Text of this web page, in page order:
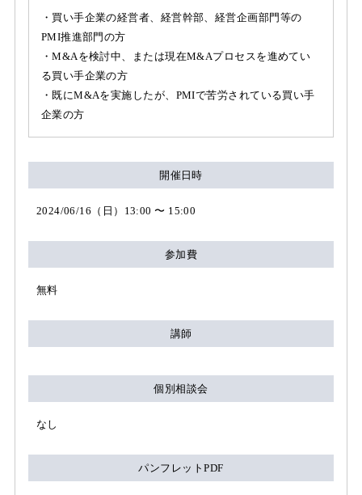
・買い手企業の経営者、経営幹部、経営企画部門等の
PMI推進部門の方
・M&Aを検討中、または現在M&Aプロセスを進めてい
る買い手企業の方
・既にM&Aを実施したが、PMIで苦労されている買い手
企業の方
開催日時
2024/06/16（日）13:00 〜 15:00
参加費
無料
講師
個別相談会
なし
パンフレットPDF